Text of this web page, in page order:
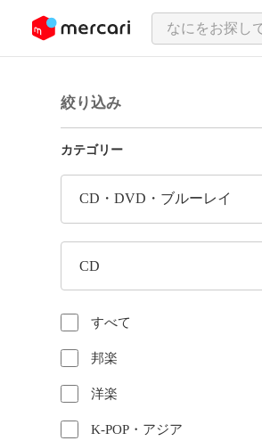
ツにスキップ
絞り込み
カテゴリー
すべて
邦楽
洋楽
K-POP・アジア